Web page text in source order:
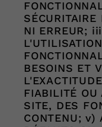
NI ERREUR;
BESOINS ET
FIABILITÉ OU
SITE, DES
CONTENU; v)